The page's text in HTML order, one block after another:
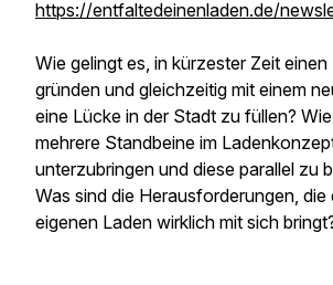
https://entfaltedeinenladen.de/
Wie gelingt es, in kürzester Zeit
gründen und gleichzeitig mit einem
eine Lücke in der Stadt zu füllen?
mehrere Standbeine im
unterzubringen und diese parallel zu
Was sind die Herausforderungen, die
eigenen Laden wirklich mit sich